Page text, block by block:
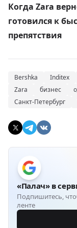
Когда Zara
готовился к
препятствия
Bershka Inditex
Zara
бизнес
Санкт-Петербург
«Палач» в
Подпишитесь,
ленте